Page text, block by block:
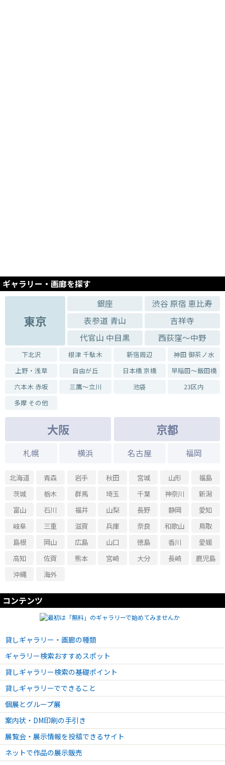
ギャラリー・画廊を探す
東京
銀座
渋谷 原宿 恵比寿
表参道 青山
吉祥寺
代官山 中目黒
西荻窪～中野
下北沢 根津 千駄木 新宿周辺
神田 御茶ノ水
上野・浅草
自由が丘 日本橋 京橋
早稲田～飯田橋
六本木 赤坂
三鷹～立川 池袋
23区内
多摩 その他
大阪 京都
札幌 横浜 名古屋 福岡
北海道 青森 岩手 秋田 宮城 山形
福島
茨城
栃木 群馬 埼玉 千葉 神奈川
新潟
富山
石川 福井 山梨 長野 静岡
愛知
岐阜
三重 滋賀 兵庫 奈良 和歌山
鳥取
島根
岡山 広島 山口 徳島 香川
愛媛
高知
佐賀 熊本 宮崎 大分 長崎
鹿児島
沖縄
海外
コンテンツ
貸しギャラリー・画廊の種類
ギャラリー検索おすすめスポット
貸しギャラリー検索の基礎ポイント
貸しギャラリーでできること
個展とグループ展
案内状・DM印刷の手引き
展覧会・展示情報を投稿できるサイト
ネットで作品の展示販売